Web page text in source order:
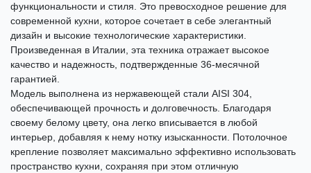
функциональности и стиля. Это превосходное решение для
современной кухни, которое сочетает в себе элегантный
дизайн и высокие технологические характеристики.
Произведенная в Италии, эта техника отражает высокое
качество и надежность, подтвержденные 36-месячной
гарантией.
Модель выполнена из нержавеющей стали AISI 304,
обеспечивающей прочность и долговечность. Благодаря
своему белому цвету, она легко вписывается в любой
интерьер, добавляя к нему нотку изысканности. Потолочное
крепление позволяет максимально эффективно использовать
пространство кухни, сохраняя при этом отличную